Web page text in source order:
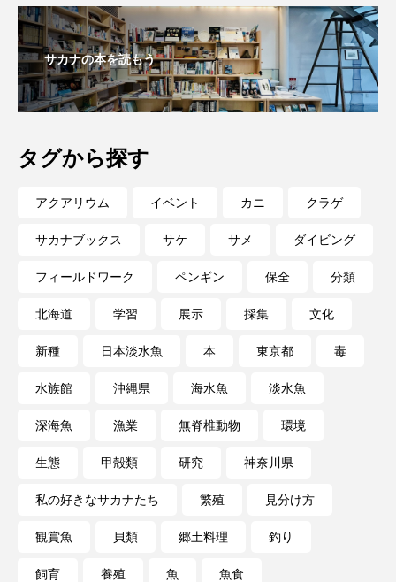
サカナの本を読もう
タグから探す
アクアリウム イベント カニ クラゲ
サカナブックス サケ サメ ダイビング
フィールドワーク ペンギン 保全 分類
北海道 学習 展示 採集 文化
新種 日本淡水魚 本 東京都 毒
水族館 沖縄県 海水魚 淡水魚
深海魚 漁業 無脊椎動物 環境
生態 甲殻類 研究 神奈川県
私の好きなサカナたち 繁殖 見分け方
観賞魚 貝類 郷土料理 釣り
飼育 養殖 魚 魚食